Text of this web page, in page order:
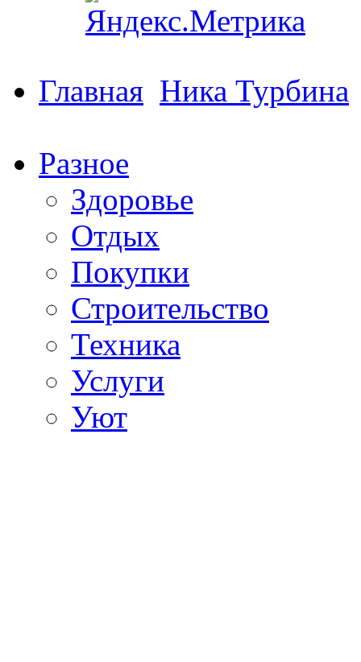
Главная Ника Турбина
Разное
Здоровье
Отдых
Покупки
Строительство
Техника
Услуги
Уют